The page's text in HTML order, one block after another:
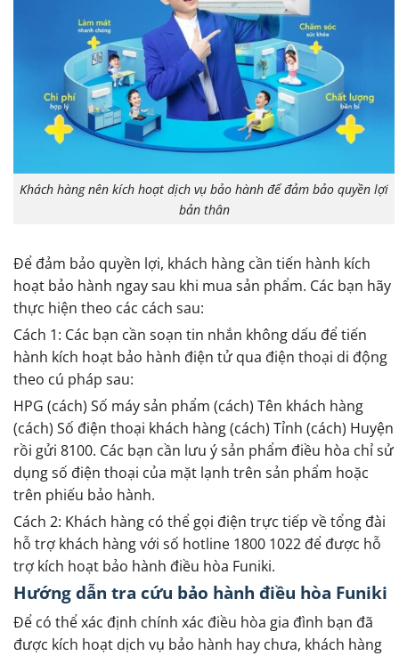
Khách hàng nên kích hoạt dịch vụ bảo hành để đảm bảo quyền lợi
bản thân
Để đảm bảo quyền lợi, khách hàng cần tiến hành kích
hoạt bảo hành ngay sau khi mua sản phẩm. Các bạn hãy
thực hiện theo các cách sau:
Cách 1: Các bạn cần soạn tin nhắn không dấu để tiến
hành kích hoạt bảo hành điện tử qua điện thoại di động
theo cú pháp sau:
HPG (cách) Số máy sản phẩm (cách) Tên khách hàng
(cách) Số điện thoại khách hàng (cách) Tỉnh (cách) Huyện
rồi gửi 8100. Các bạn cần lưu ý sản phẩm điều hòa chỉ sử
dụng số điện thoại của mặt lạnh trên sản phẩm hoặc
trên phiếu bảo hành.
Cách 2: Khách hàng có thể gọi điện trực tiếp về tổng đài
hỗ trợ khách hàng với số hotline 1800 1022 để được hỗ
trợ kích hoạt bảo hành điều hòa Funiki.
Hướng dẫn tra cứu bảo hành điều hòa Funiki
Để có thể xác định chính xác điều hòa gia đình bạn đã
được kích hoạt dịch vụ bảo hành hay chưa, khách hàng